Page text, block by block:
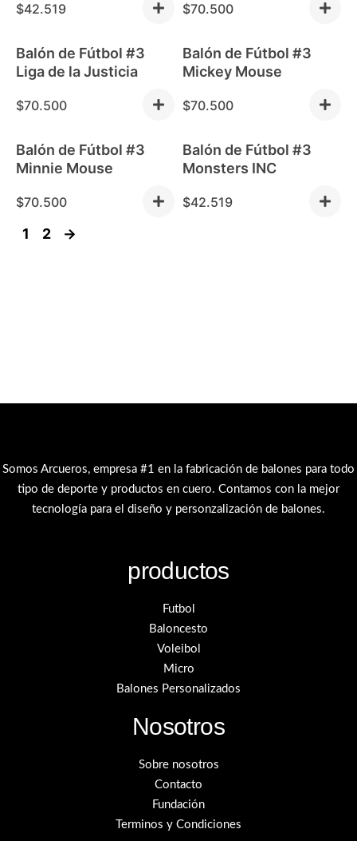
$42.519 $70.500
Balón de Fútbol #3
Liga de la Justicia
$70.500
Balón de Fútbol #3
Mickey Mouse
$70.500
Balón de Fútbol #3
Minnie Mouse
$70.500
Balón de Fútbol #3
Monsters INC
$42.519
1 2 →
Somos Arcueros, empresa #1 en la fabricación de balones para todo
tipo de deporte y productos en cuero. Contamos con la mejor
tecnología para el diseño y personzalización de balones.
productos
Futbol
Baloncesto
Voleibol
Micro
Balones Personalizados
Nosotros
Sobre nosotros
Contacto
Fundación
Terminos y Condiciones